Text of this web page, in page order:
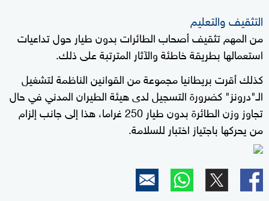
التثقيف والتعليم
من المهم تثقيف أصحاب الطائرات بدون طيار حول تداعيات
استعمالها بطريقة خاطئة والآثار المترتبة على ذلك.
كذلك أقرت بريطانيا مجموعة من القوانين الناظمة لتشغيل
الـ"درونز" كضرورة التسجيل لدى هيئة الطيران المدني في حال
تجاوز وزن الطائرة بدون طيار 250 غراما، هذا إلى جانب إلزام
من يحركها باجتياز اختبار للسلامة.